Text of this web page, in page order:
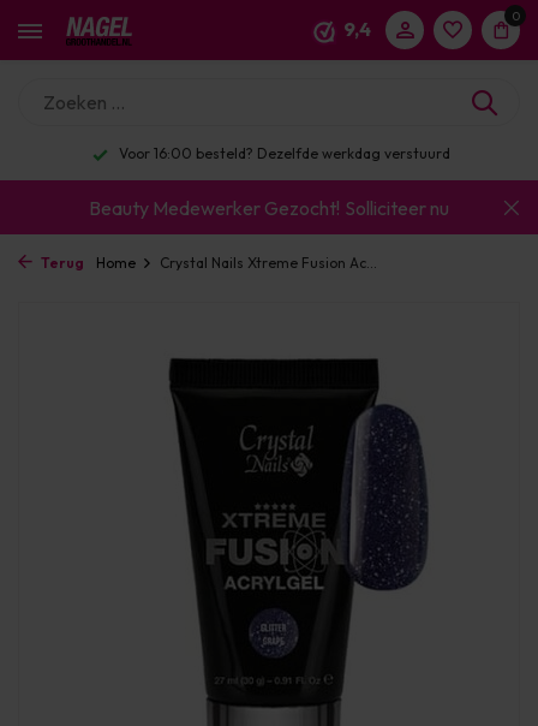
9,4
0
Voor 16:00 besteld? Dezelfde werkdag verstuurd
Beauty Medewerker Gezocht! Solliciteer nu
Terug Home Crystal Nails Xtreme Fusion Ac...